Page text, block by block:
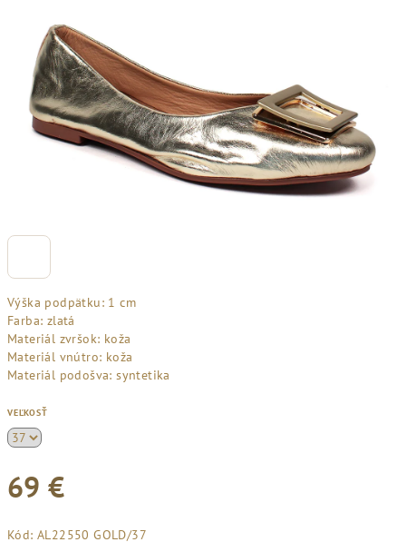
Výška podpätku: 1 cm
Farba: zlatá
Materiál zvršok: koža
Materiál vnútro: koža
Materiál podošva: syntetika
VEĽKOSŤ
69 €
cena:
Kód: AL22550 GOLD/37